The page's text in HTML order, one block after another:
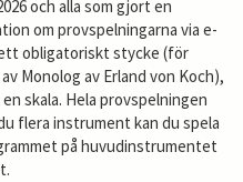
och alla som gjort en
om provspelningarna via e-
obligatoriskt stycke (för
Monolog av Erland von Koch),
skala. Hela provspelningen
flera instrument kan du spela
på huvudinstrumentet